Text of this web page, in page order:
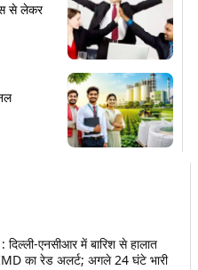
एनसीआर में बारिश से हालात
का रेड अलर्ट; अगले 24 घंटे भारी
से लेकर